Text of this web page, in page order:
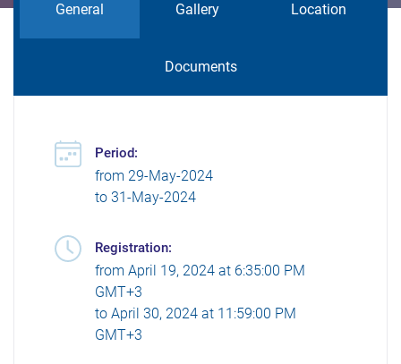
General Gallery Location
Documents
Period:
from 29-May-2024
to 31-May-2024
Registration:
from April 19, 2024 at 6:35:00 PM
GMT+3
to April 30, 2024 at 11:59:00 PM
GMT+3